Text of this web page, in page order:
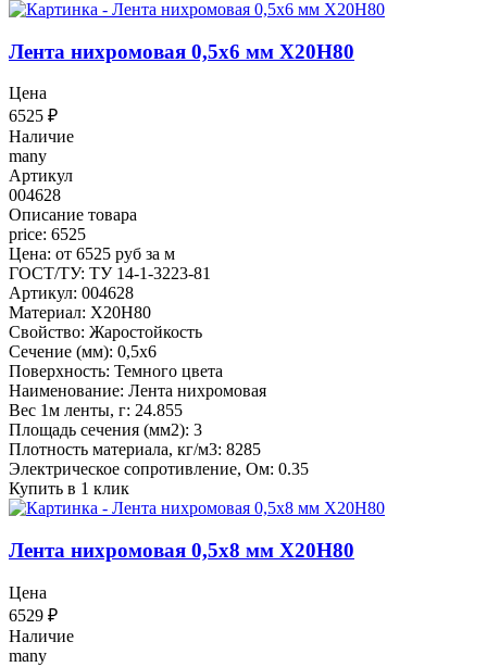
Лента нихромовая 0,5x6 мм Х20Н80
Цена
6525 ₽
Наличие
many
Артикул
004628
Описание товара
price: 6525
Цена: от 6525 руб за м
ГОСТ/ТУ: ТУ 14-1-3223-81
Артикул: 004628
Материал: Х20Н80
Свойство: Жаростойкость
Сечение (мм): 0,5x6
Поверхность: Темного цвета
Наименование: Лента нихромовая
Вес 1м ленты, г: 24.855
Площадь сечения (мм2): 3
Плотность материала, кг/м3: 8285
Электрическое сопротивление, Ом: 0.35
Купить в 1 клик
Лента нихромовая 0,5x8 мм Х20Н80
Цена
6529 ₽
Наличие
many